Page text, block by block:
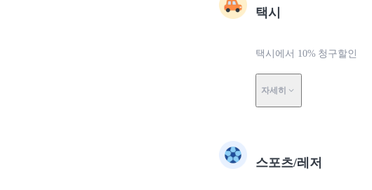
택시
택시에서 10% 청구할인
자세히
스포츠/레저